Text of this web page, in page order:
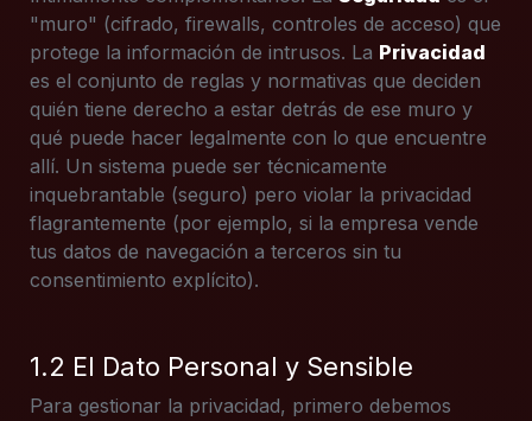
"muro" (cifrado, firewalls, controles de acceso) que
protege la información de intrusos. La Privacidad
es el conjunto de reglas y normativas que deciden
quién tiene derecho a estar detrás de ese muro y
qué puede hacer legalmente con lo que encuentre
allí. Un sistema puede ser técnicamente
inquebrantable (seguro) pero violar la privacidad
flagrantemente (por ejemplo, si la empresa vende
tus datos de navegación a terceros sin tu
consentimiento explícito).
1.2 El Dato Personal y Sensible
Para gestionar la privacidad, primero debemos